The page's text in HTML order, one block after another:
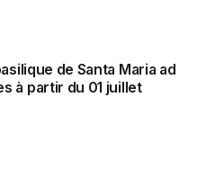
de Santa Maria ad
à partir du 01 juillet